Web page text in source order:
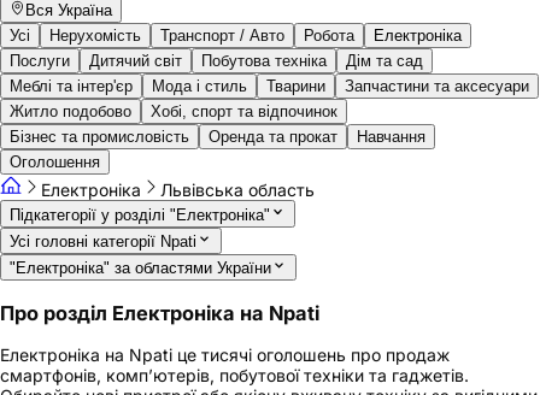
Вся Україна
Усі
Нерухомість Транспорт / Авто Робота
Електроніка
Послуги
Дитячий світ Побутова техніка
Дім та сад
Меблі та інтер'єр
Мода і стиль Тварини
Запчастини та аксесуари
Житло подобово
Хобі, спорт та відпочинок
Бізнес та промисловість
Оренда та прокат
Навчання
Оголошення
Електроніка Львівська область
Підкатегорії у розділі "Електроніка"
Усі головні категорії Npati
"Електроніка" за областями України
Про розділ Електроніка на Npati
Електроніка на Npati це тисячі оголошень про продаж
смартфонів, комп’ютерів, побутової техніки та гаджетів.